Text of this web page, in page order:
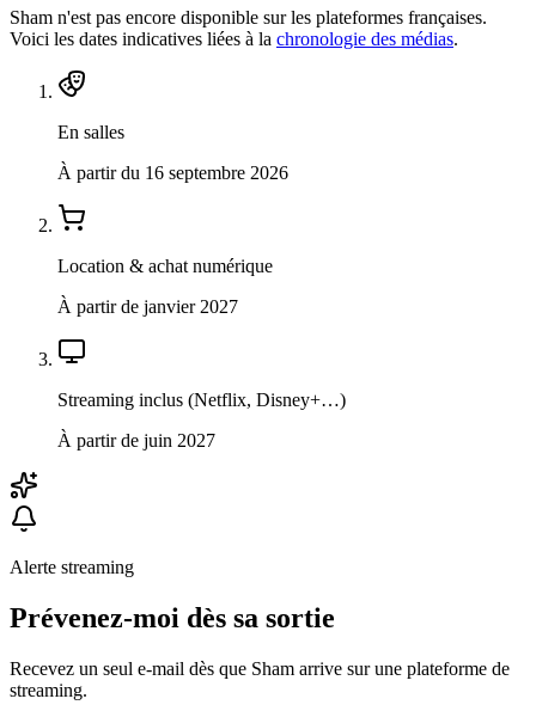
Sham n'est pas encore disponible sur les plateformes françaises.
Voici les dates indicatives liées à la chronologie des médias.
En salles
À partir du 16 septembre 2026
Location & achat numérique
À partir de janvier 2027
Streaming inclus (Netflix, Disney+…)
À partir de juin 2027
Alerte streaming
Prévenez-moi dès sa sortie
Recevez un seul e-mail dès que Sham arrive sur une plateforme de
streaming.